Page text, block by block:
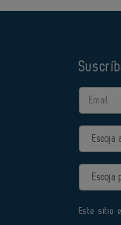
Email
Actividad
Provincia
Este sitio